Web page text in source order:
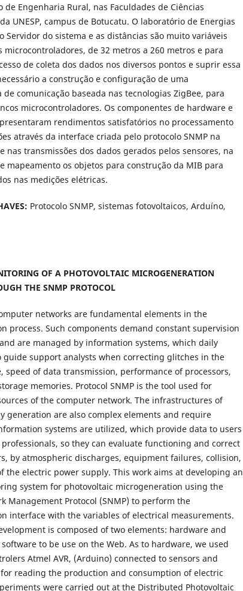
de Engenharia Rural, nas Faculdades de Ciências
UNESP, campus de Botucatu. O laboratório de Energias
Servidor do sistema e as distâncias são muito variáveis
microcontroladores, de 32 metros a 260 metros e para
de coleta dos dados nos diversos pontos e suprir essa
a construção e configuração de uma
comunicação baseada nas tecnologias ZigBee, para
microcontroladores. Os componentes de hardware e
rendimentos satisfatórios no processamento
através da interface criada pelo protocolo SNMP na
nas transmissões dos dados gerados pelos sensores, na
mapeamento os objetos para construção da MIB para
nas medições elétricas.
Protocolo SNMP, sistemas fotovoltaicos, Arduíno,
OF A PHOTOVOLTAIC MICROGENERATION
THE SNMP PROTOCOL
networks are fundamental elements in the
process. Such components demand constant supervision
are managed by information systems, which daily
guide support analysts when correcting glitches in the
speed of data transmission, performance of processors,
memories. Protocol SNMP is the tool used for
of the computer network. The infrastructures of
generation are also complex elements and require
systems are utilized, which provide data to users
so they can evaluate functioning and correct
by atmospheric discharges, equipment failures, collision,
the electric power supply. This work aims at developing an
system for photovoltaic microgeneration using the
Management Protocol (SNMP) to perform the
interface with the variables of electrical measurements.
is composed of two elements: hardware and
to be use on the Web. As to hardware, we used
Atmel AVR, (Arduino) connected to sensors and
reading the production and consumption of electric
were carried out at the Distributed Photovoltaic